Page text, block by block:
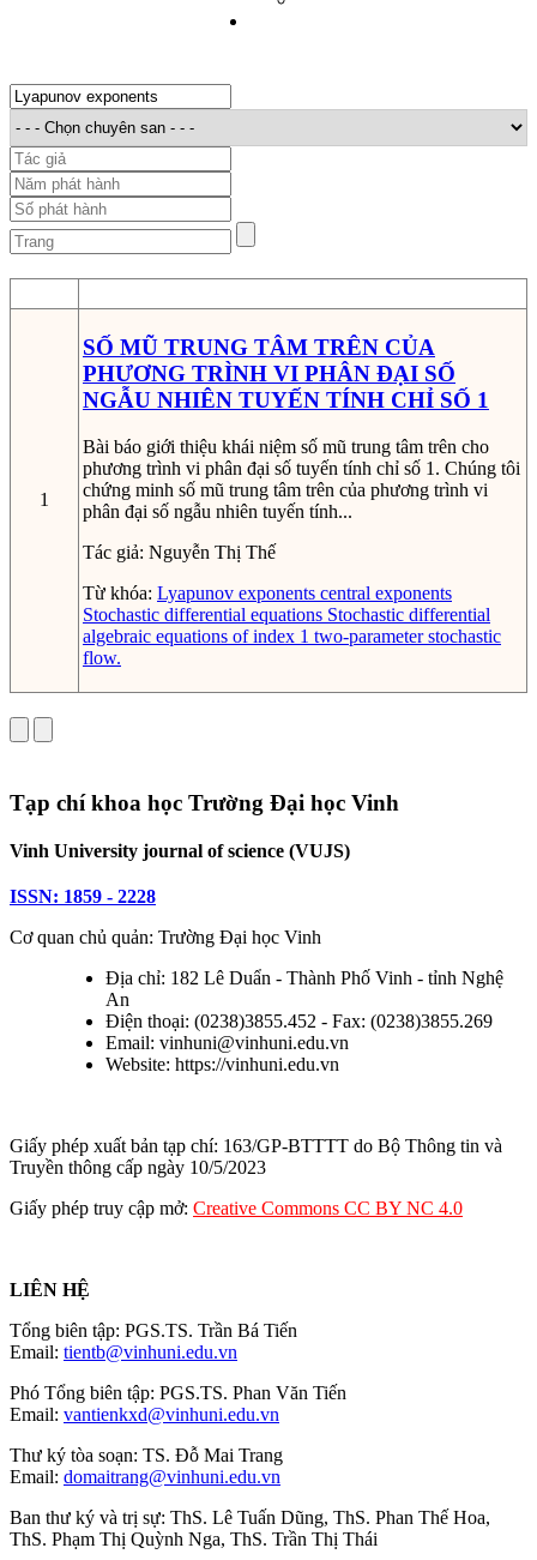
1
SỐ MŨ TRUNG TÂM TRÊN CỦA
PHƯƠNG TRÌNH VI PHÂN ĐẠI SỐ
NGẪU NHIÊN TUYẾN TÍNH CHỈ SỐ 1
Bài báo giới thiệu khái niệm số mũ trung tâm trên cho
phương trình vi phân đại số tuyến tính chỉ số 1. Chúng tôi
chứng minh số mũ trung tâm trên của phương trình vi
phân đại số ngẫu nhiên tuyến tính...
Tác giả: Nguyễn Thị Thế
Từ khóa: Lyapunov exponents central exponents
Stochastic differential equations Stochastic differential
algebraic equations of index 1 two-parameter stochastic
flow.
Tạp chí khoa học Trường Đại học Vinh
Vinh University journal of science (VUJS)
ISSN: 1859 - 2228
Cơ quan chủ quản: Trường Đại học Vinh
Địa chỉ: 182 Lê Duẩn - Thành Phố Vinh - tỉnh Nghệ
An
Điện thoại: (0238)3855.452 - Fax: (0238)3855.269
Email: vinhuni@vinhuni.edu.vn
Website: https://vinhuni.edu.vn
Giấy phép xuất bản tạp chí: 163/GP-BTTTT do Bộ Thông tin và
Truyền thông cấp ngày 10/5/2023
Giấy phép truy cập mở: Creative Commons CC BY NC 4.0
LIÊN HỆ
Tổng biên tập: PGS.TS. Trần Bá Tiến
Email: tientb@vinhuni.edu.vn
Phó Tổng biên tập: PGS.TS. Phan Văn Tiến
Email: vantienkxd@vinhuni.edu.vn
Thư ký tòa soạn: TS. Đỗ Mai Trang
Email: domaitrang@vinhuni.edu.vn
Ban thư ký và trị sự: ThS. Lê Tuấn Dũng, ThS. Phan Thế Hoa,
ThS. Phạm Thị Quỳnh Nga, ThS. Trần Thị Thái